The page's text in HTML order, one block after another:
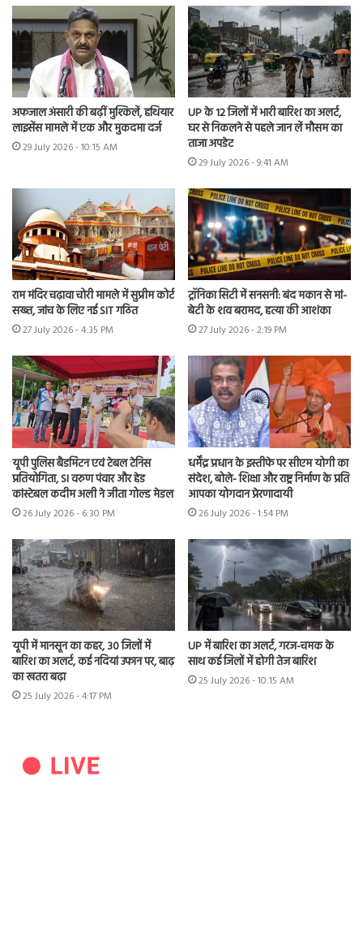
अफजाल अंसारी की बढ़ीं मुश्किलें, हथियार
लाइसेंस मामले में एक और मुकदमा दर्ज
29 July 2026 - 10:15 AM
UP के 12 जिलों में भारी बारिश का अलर्ट,
घर से निकलने से पहले जान लें मौसम का
ताजा अपडेट
29 July 2026 - 9:41 AM
राम मंदिर चढ़ावा चोरी मामले में सुप्रीम कोर्ट
सख्त, जांच के लिए नई SIT गठित
27 July 2026 - 4:35 PM
ट्रॉनिका सिटी में सनसनी: बंद मकान से मां-
बेटी के शव बरामद, हत्या की आशंका
27 July 2026 - 2:19 PM
यूपी पुलिस बैडमिंटन एवं टेबल टेनिस
प्रतियोगिता, SI वरुण पंवार और हेड
कांस्टेबल कदीम अली ने जीता गोल्ड मेडल
26 July 2026 - 6:30 PM
धर्मेंद्र प्रधान के इस्तीफे पर सीएम योगी का
संदेश, बोले- शिक्षा और राष्ट्र निर्माण के प्रति
आपका योगदान प्रेरणादायी
26 July 2026 - 1:54 PM
यूपी में मानसून का कहर, 30 जिलों में
बारिश का अलर्ट, कई नदियां उफान पर, बाढ़
का खतरा बढ़ा
25 July 2026 - 4:17 PM
UP में बारिश का अलर्ट, गरज-चमक के
साथ कई जिलों में होगी तेज बारिश
25 July 2026 - 10:15 AM